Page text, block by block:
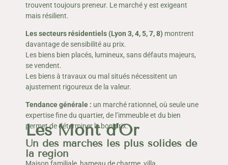
trouvent toujours preneur. Le marché y est exigeant
mais résilient.
Les secteurs résidentiels (Lyon 3, 4, 5, 7, 8) montrent
davantage de sensibilité au prix.
Les biens bien placés, lumineux, sans défauts majeurs,
se vendent.
Les biens à travaux ou mal situés nécessitent un
ajustement rigoureux de la valeur.
Tendance générale : un marché rationnel, où seule une
expertise fine du quartier, de l’immeuble et du bien
permet de déterminer le bon prix.
Les Mont d’Or
Un des marchés les plus solides de
la région
Maison familiale, hameau de charme, villa